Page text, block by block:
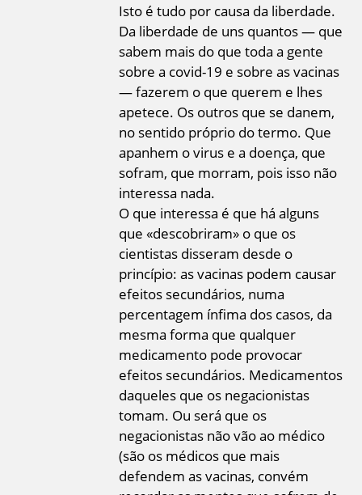
Isto é tudo por causa da liberdade.
Da liberdade de uns quantos — que
sabem mais do que toda a gente
sobre a covid-19 e sobre as vacinas
— fazerem o que querem e lhes
apetece. Os outros que se danem,
no sentido próprio do termo. Que
apanhem o virus e a doença, que
sofram, que morram, pois isso não
interessa nada.
O que interessa é que há alguns
que «descobriram» o que os
cientistas disseram desde o
princípio: as vacinas podem causar
efeitos secundários, numa
percentagem ínfima dos casos, da
mesma forma que qualquer
medicamento pode provocar
efeitos secundários. Medicamentos
daqueles que os negacionistas
tomam. Ou será que os
negacionistas não vão ao médico
(são os médicos que mais
defendem as vacinas, convém